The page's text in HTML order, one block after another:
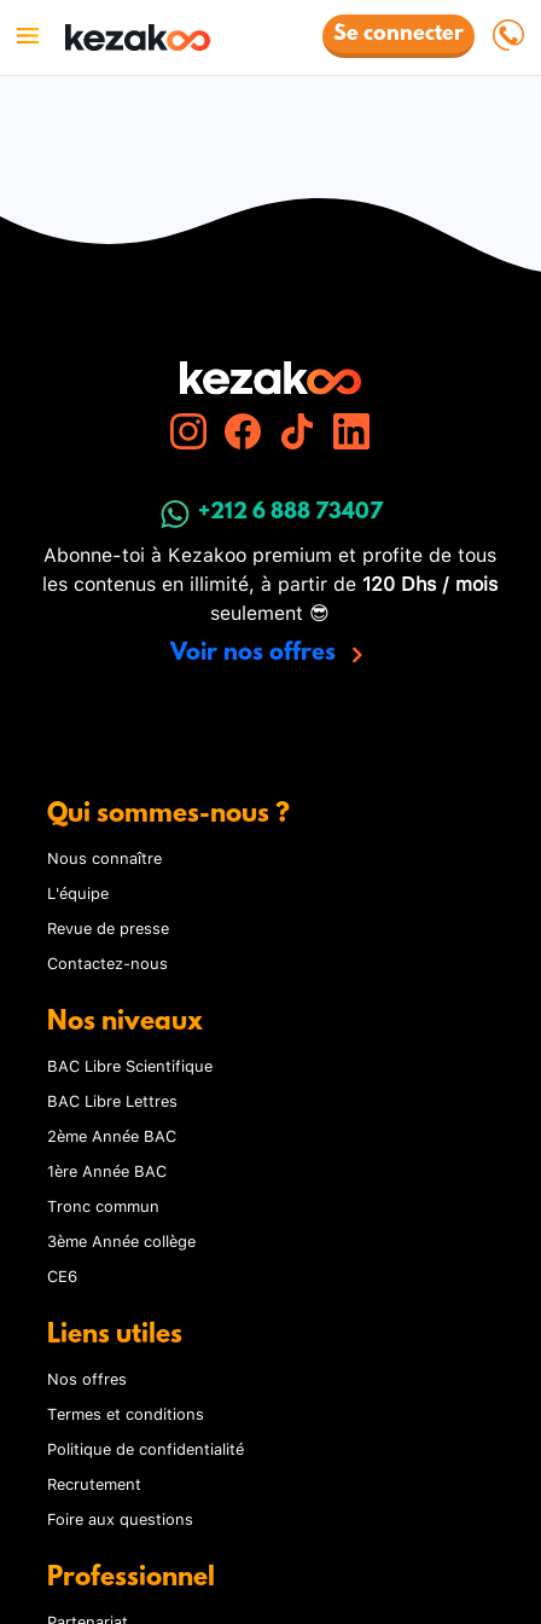
Se connecter
+212 6 888 73407
Abonne-toi à Kezakoo premium et profite de tous
les contenus en illimité, à partir de 120 Dhs / mois
seulement 😎
Voir nos offres
Qui sommes-nous ?
Nous connaître
L'équipe
Revue de presse
Contactez-nous
Nos niveaux
BAC Libre Scientifique
BAC Libre Lettres
2ème Année BAC
1ère Année BAC
Tronc commun
3ème Année collège
CE6
Liens utiles
Nos offres
Termes et conditions
Politique de confidentialité
Recrutement
Foire aux questions
Professionnel